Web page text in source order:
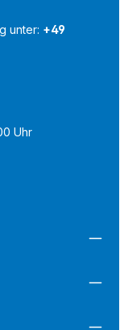
unter: +49
Uhr